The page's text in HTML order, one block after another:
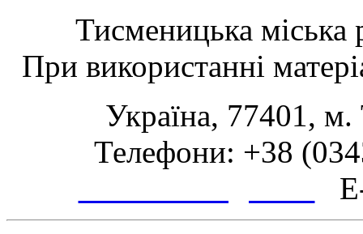
Тисменицька міська
При використанні
Україна, 77401,
Телефони: +38